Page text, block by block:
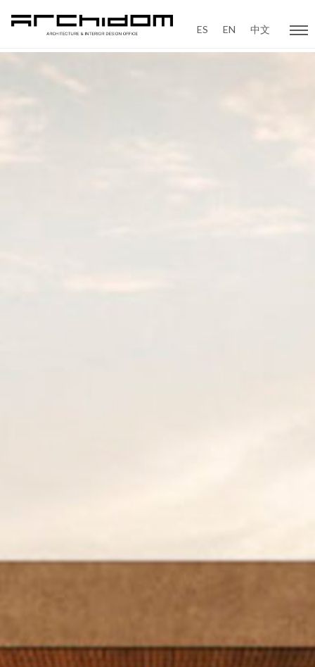
ES EN 中文